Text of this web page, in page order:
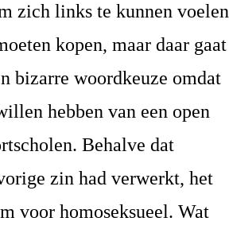
zich links te kunnen voelen
kopen, maar daar gaat
bizarre woordkeuze omdat
hebben van een open
Behalve dat
zin had verwerkt, het
voor homoseksueel. Wat